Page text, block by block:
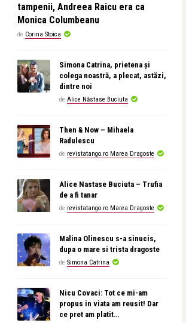
tampenii, Andreea Raicu era ca
Monica Columbeanu
de Corina Stoica
Simona Catrina, prietena și
colega noastră, a plecat, astăzi,
dintre noi
de Alice Năstase Buciuta
Then & Now – Mihaela
Radulescu
de revistatango.ro Marea Dragoste
Alice Nastase Buciuta – Trufia
de a fi tanar
de revistatango.ro Marea Dragoste
Malina Olinescu s-a sinucis,
dupa o mare si trista dragoste
de Simona Catrina
Nicu Covaci: Tot ce mi-am
propus in viata am reusit! Dar
ce pret am platit…